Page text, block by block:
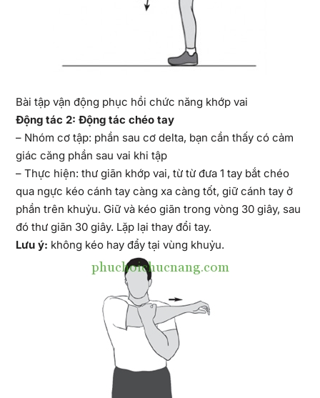
Bài tập vận động phục hồi chức năng khớp vai
Động tác 2: Động tác chéo tay
– Nhóm cơ tập: phần sau cơ delta, bạn cần thấy có cảm
giác căng phần sau vai khi tập
– Thực hiện: thư giãn khớp vai, từ từ đưa 1 tay bắt chéo
qua ngực kéo cánh tay càng xa càng tốt, giữ cánh tay ở
phần trên khuỷu. Giữ và kéo giãn trong vòng 30 giây, sau
đó thư giãn 30 giây. Lặp lại thay đổi tay.
Lưu ý: không kéo hay đẩy tại vùng khuỷu.